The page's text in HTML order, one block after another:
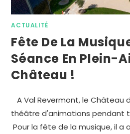
ACTUALITÉ
Fête De La
Séance En Plein-
Château !
A Val Revermont, le Château
théâtre d'animations pendant
Pour la fête de la musique, il a